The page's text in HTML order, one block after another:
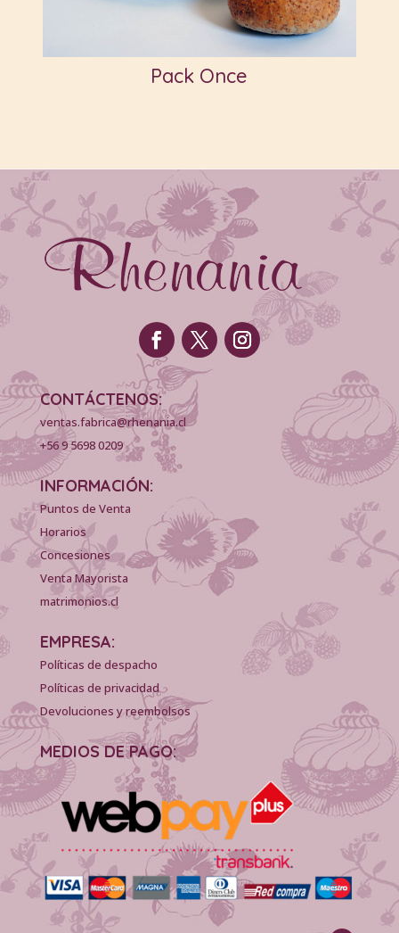
Pack Once
CONTÁCTENOS:
ventas.fabrica@rhenania.cl
+56 9 5698 0209
INFORMACIÓN:
Puntos de Venta
Horarios
Concesiones
Venta Mayorista
matrimonios.cl
EMPRESA:
Políticas de despacho
Políticas de privacidad
Devoluciones y reembolsos
MEDIOS DE PAGO: